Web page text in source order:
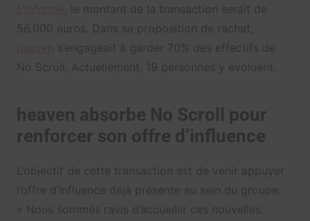
, le montant de la transaction serait de
56.000 euros. Dans sa proposition de rachat,
s’engageait à garder 70% des effectifs de
No Scroll. Actuellement, 19 personnes y évoluent.
heaven absorbe No Scroll pour
renforcer son offre d’influence
L’objectif de cette transaction est de venir appuyer
l’offre d’influence déjà présente au sein du groupe.
«
Nous sommes ravis d’accueillir ces nouvelles